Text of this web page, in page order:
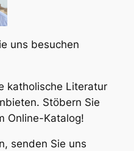
uns besuchen
katholische Literatur
Stöbern Sie
Online-Katalog!
senden Sie uns